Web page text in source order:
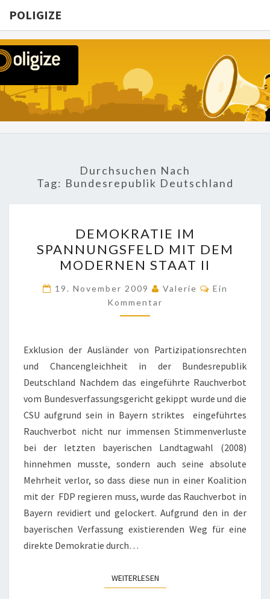
POLIGIZE
POLIGIZE
About
Economy,
Politics,
Durchsuchen Nach
Tag: Bundesrepublik Deutschland
IM
SPANNUNGSFELD
MIT
DEM
MODERNEN
STAAT
DEMOKRATIE IM
SPANNUNGSFELD MIT DEM
MODERNEN STAAT II
19. November 2009 Valerie Kommentare
Ein
Kommentar
Exklusion der Ausländer von Partizipationsrechten
und Chancengleichheit in der Bundesrepublik
Deutschland Nachdem das eingeführte Rauchverbot
vom Bundesverfassungsgericht gekippt wurde und die
CSU aufgrund sein in Bayern striktes eingeführtes
Rauchverbot nicht nur immensen Stimmenverluste
bei der letzten bayerischen Landtagwahl (2008)
hinnehmen musste, sondern auch seine absolute
Mehrheit verlor, so dass diese nun in einer Koalition
mit der FDP regieren muss, wurde das Rauchverbot in
Bayern revidiert und gelockert. Aufgrund den in der
bayerischen Verfassung existierenden Weg für eine
direkte Demokratie durch…
WEITERLESENWEITERLESEN